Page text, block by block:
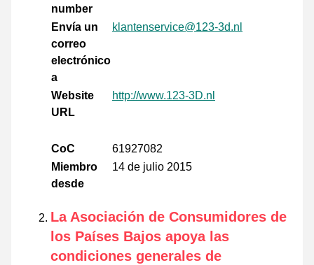
number
Envía un
correo
electrónico
a
klantenservice@123-3d.nl
Website
URL
http://www.123-3D.nl
CoC
61927082
Miembro
desde
14 de julio 2015
La Asociación de Consumidores de
los Países Bajos apoya las
condiciones generales de